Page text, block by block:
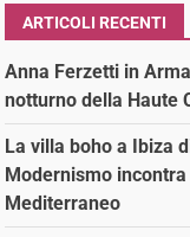
ARTICOLI RECENTI
Anna Ferzetti in
notturno della Haute
La villa boho a Ibiza
Modernismo
Mediterraneo